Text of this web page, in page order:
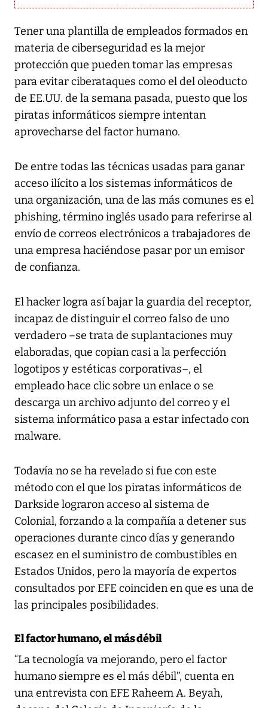
Tener una plantilla de empleados formados en
materia de ciberseguridad es la mejor
protección que pueden tomar las empresas
para evitar ciberataques como el del oleoducto
de EE.UU. de la semana pasada, puesto que los
piratas informáticos siempre intentan
aprovecharse del factor humano.
De entre todas las técnicas usadas para ganar
acceso ilícito a los sistemas informáticos de
una organización, una de las más comunes es el
phishing, término inglés usado para referirse al
envío de correos electrónicos a trabajadores de
una empresa haciéndose pasar por un emisor
de confianza.
El hacker logra así bajar la guardia del receptor,
incapaz de distinguir el correo falso de uno
verdadero –se trata de suplantaciones muy
elaboradas, que copian casi a la perfección
logotipos y estéticas corporativas–, el
empleado hace clic sobre un enlace o se
descarga un archivo adjunto del correo y el
sistema informático pasa a estar infectado con
malware.
Todavía no se ha revelado si fue con este
método con el que los piratas informáticos de
Darkside lograron acceso al sistema de
Colonial, forzando a la compañía a detener sus
operaciones durante cinco días y generando
escasez en el suministro de combustibles en
Estados Unidos, pero la mayoría de expertos
consultados por EFE coinciden en que es una de
las principales posibilidades.
El factor humano, el más débil
“La tecnología va mejorando, pero el factor
humano siempre es el más débil”, cuenta en
una entrevista con EFE Raheem A. Beyah,